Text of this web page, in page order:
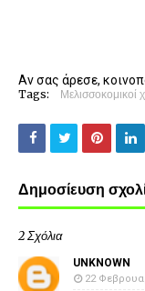
Αν σας άρεσε,
Tags: Μελισσοκομικοί
Δημοσίευση
2 Σχόλια
UNKNOWN
22